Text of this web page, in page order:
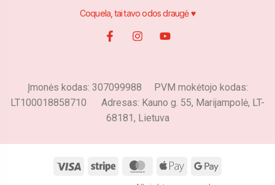
Coquela, tai tavo odos draugė ♥
Įmonės kodas: 307099988 PVM mokėtojo kodas:
LT100018858710 Adresas: Kauno g. 55, Marijampolė, LT-
68181, Lietuva